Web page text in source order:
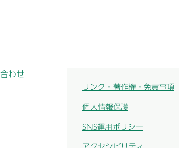
わせ
リンク・著作権・免責事項
個人情報保護
SNS運用ポリシー